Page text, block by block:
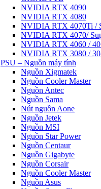
NVIDIA RTX 4090
NVIDIA RTX 4080
NVIDIA RTX 4070Ti /
NVIDIA RTX 4070/
NVIDIA RTX 4060 /
NVIDIA RTX 3080 /
PSU – Nguồn máy tính
Nguồn Xigmatek
Nguồn Cooler Master
Nguồn Antec
Nguồn Sama
Nút nguồn Aone
Nguồn Jetek
Nguồn MSI
Nguồn Star Power
Nguồn Centaur
Nguồn Gigabyte
Nguồn Corsair
Nguồn Cooler Master
Nguồn Asus